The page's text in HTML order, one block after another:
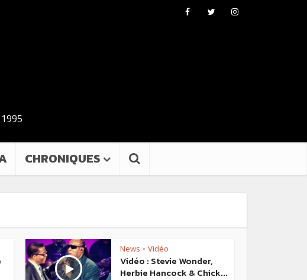
CHRONIQUES
News • Vidéo
Vidéo : Stevie Wonder,
Herbie Hancock & Chick...